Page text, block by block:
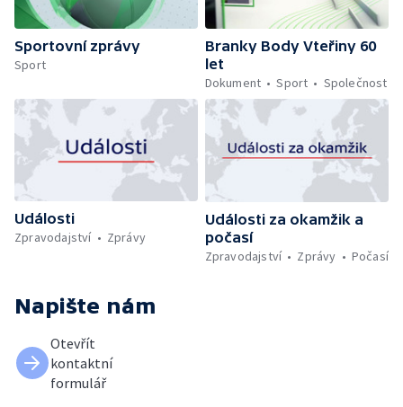
Sportovní zprávy
Sport
Branky Body Vteřiny 60
let
Dokument
Sport Společnost
Události
Zpravodajství
Zprávy
Události za okamžik a
počasí
Zpravodajství
Zprávy Počasí
Napište nám
Otevřít
kontaktní
formulář